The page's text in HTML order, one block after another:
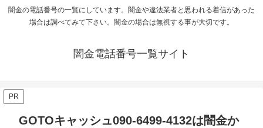
闇金の電話番号の一覧にしています。闇金や違法業者と思われる着信があった
場合は調べてみて下さい。闇金の場合は無視する事が大切です。
闇金電話番号一覧サイト
PR
GOTOキャッシュ090-6499-4132は闇金か